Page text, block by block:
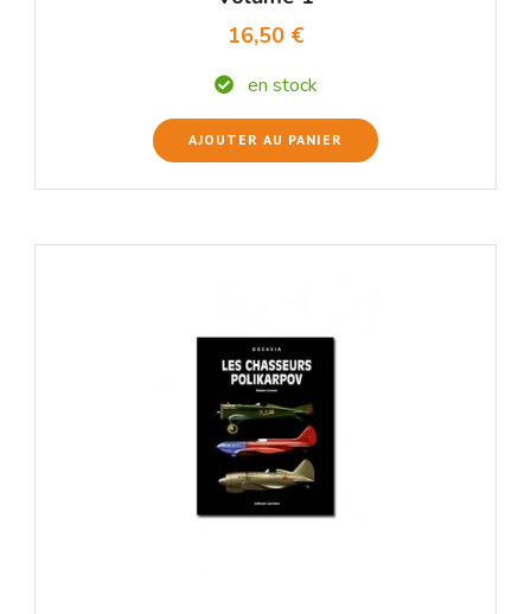
16,50 €
en stock
AJOUTER AU PANIER